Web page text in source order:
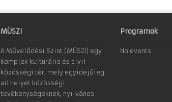
MÜSZI
A Művelődési Szint (MÜSZI) egy
komplex kulturális és civil
közösségi tér, mely egyidejűleg
ad helyet közösségi
tevékenységeknek, nyilvános
Programok
No events